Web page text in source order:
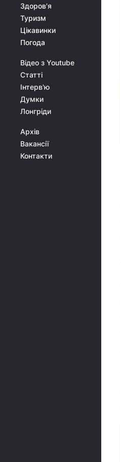
Здоров'я
Туризм
Цікавинки
Погода
Відео з Youtube
Статті
Інтерв'ю
Думки
Лонгріди
Архів
Вакансії
Контакти